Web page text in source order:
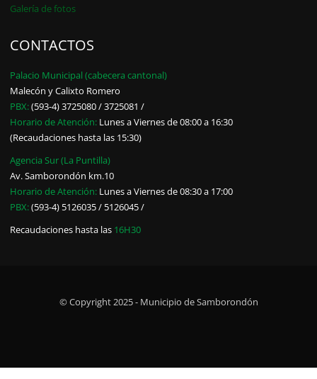
Galería de fotos
CONTACTOS
Palacio Municipal (cabecera cantonal)
Malecón y Calixto Romero
PBX:(593-4) 3725080 / 3725081 /
Horario de Atención: Lunes a Viernes de 08:00 a 16:30
(Recaudaciones hasta las 15:30)
Agencia Sur (La Puntilla)
Av. Samborondón km.10
Horario de Atención: Lunes a Viernes de 08:30 a 17:00
PBX:(593-4) 5126035 / 5126045 /
Recaudaciones hasta las 16H30
© Copyright 2025 - Municipio de Samborondón